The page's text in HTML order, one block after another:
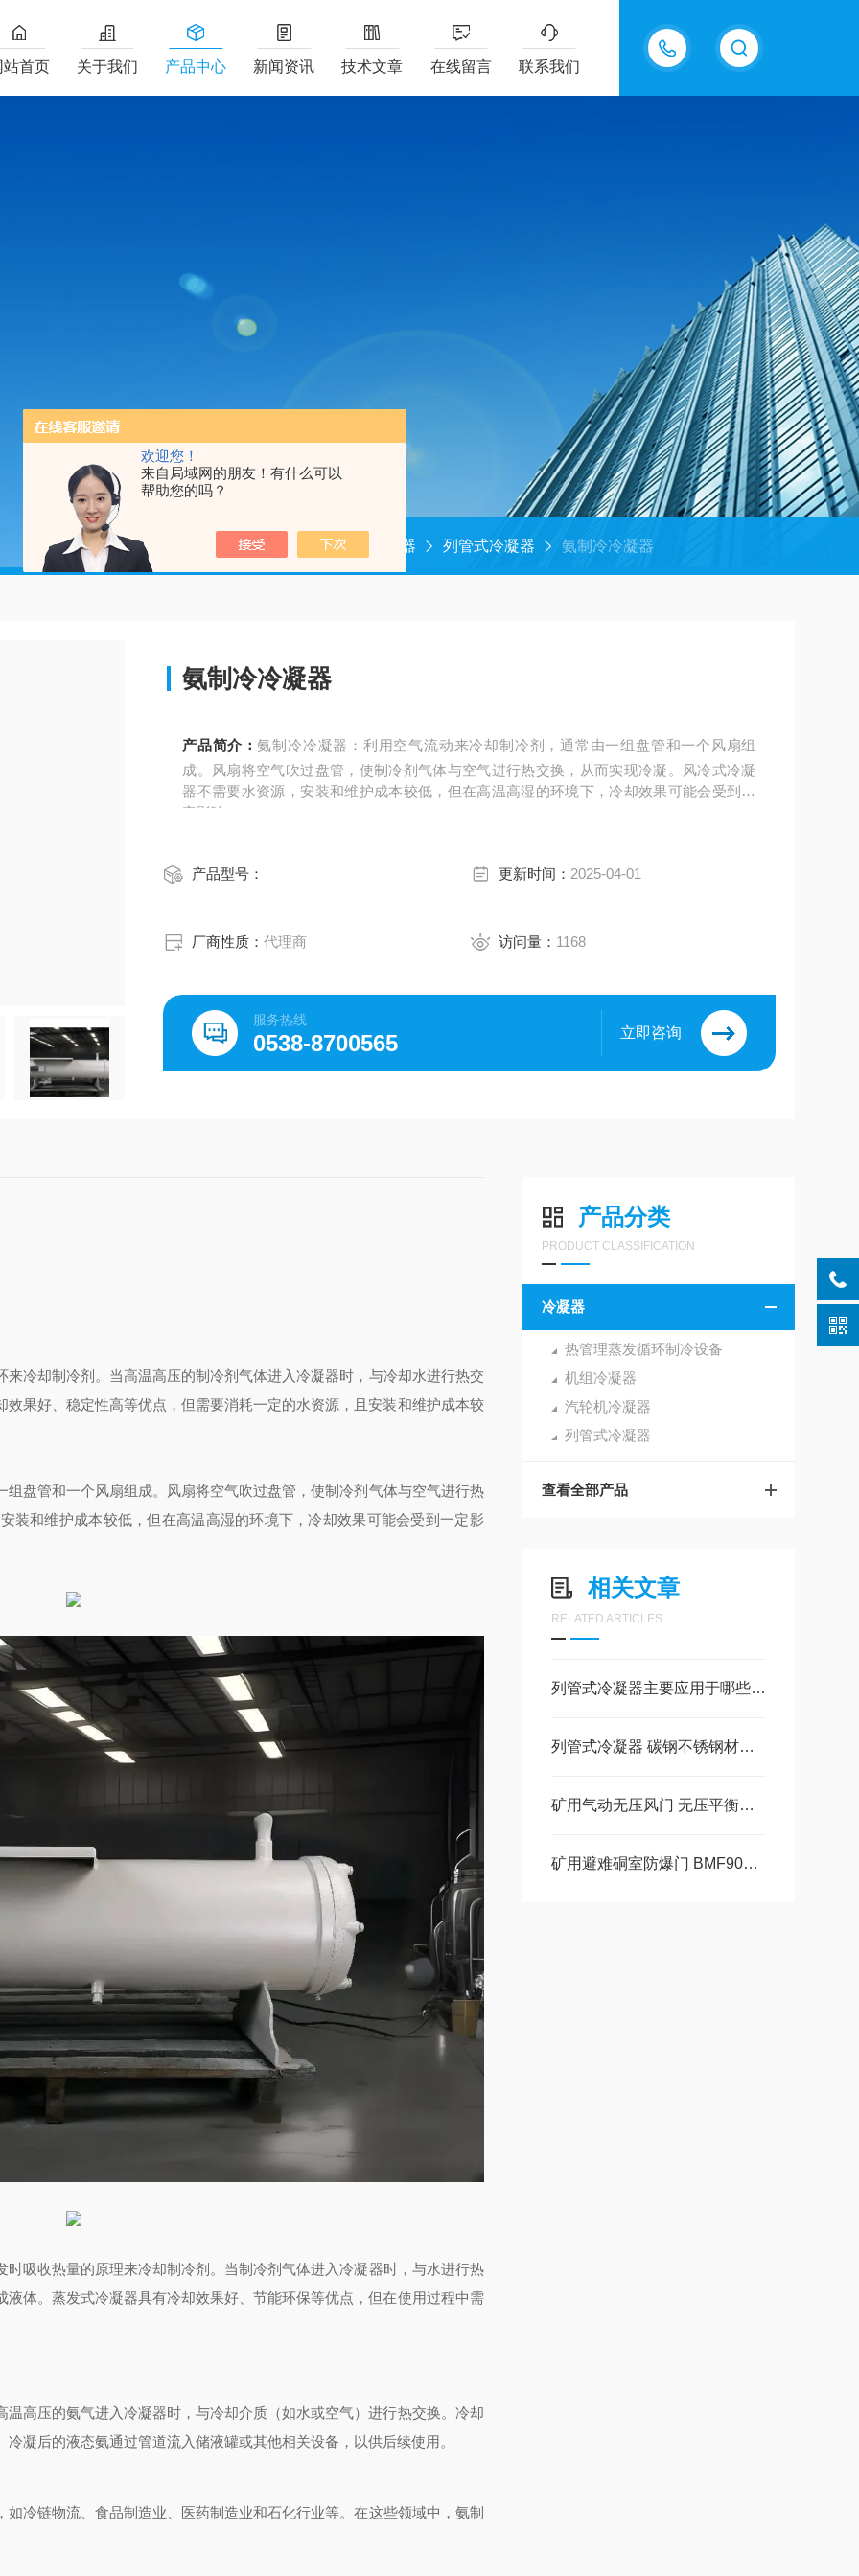
欢迎您！
来自局域网的朋友！有什么可以
帮助您的吗？
18605483306
站首页 关于我们 产品中心 新闻资讯 技术文章 在线留言 联系我们
首页 产品中心 冷凝器 列管式冷凝器 氨制冷冷凝器
氨制冷冷凝器
产品简介：氨制冷冷凝器：利用空气流动来冷却制冷剂，通常由一组盘管和一个风扇组
成。风扇将空气吹过盘管，使制冷剂气体与空气进行热交换，从而实现冷凝。风冷式冷凝
器不需要水资源，安装和维护成本较低，但在高温高湿的环境下，冷却效果可能会受到一
定影响。
产品型号： 更新时间： 2025-04-01
厂商性质：代理商 访问量： 1168
服务热线
0538-8700565 立即咨询
产品分类
PRODUCT CLASSIFICATION
冷凝器
热管理蒸发循环制冷设备
机组冷凝器
汽轮机冷凝器
列管式冷凝器
查看全部产品
相关文章
RELATED ARTICLES
列管式冷凝器主要应用于哪些行业
列管式冷凝器 碳钢不锈钢材质优缺点介绍
矿用气动无压风门 无压平衡的全流程协同
矿用避难硐室防爆门 BMF900*1800结构揭秘
来冷却制冷剂。当高温高压的制冷剂气体进入冷凝器时，与冷却水进行热交
果好、稳定性高等优点，但需要消耗一定的水资源，且安装和维护成本较
组盘管和一个风扇组成。风扇将空气吹过盘管，使制冷剂气体与空气进行热
装和维护成本较低，但在高温高湿的环境下，冷却效果可能会受到一定影
时吸收热量的原理来冷却制冷剂。当制冷剂气体进入冷凝器时，与水进行热
体。蒸发式冷凝器具有冷却效果好、节能环保等优点，但在使用过程中需
高压的氨气进入冷凝器时，与冷却介质（如水或空气）进行热交换。冷却
凝后的液态氨通过管道流入储液罐或其他相关设备，以供后续使用。
冷链物流、食品制造业、医药制造业和石化行业等。在这些领域中，氨制